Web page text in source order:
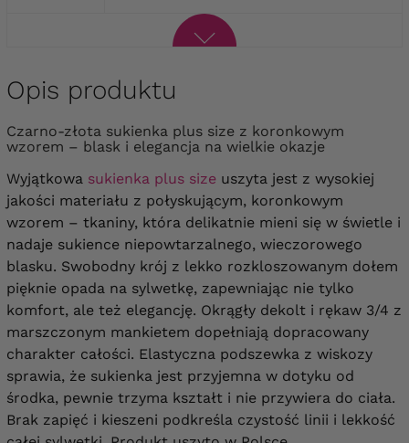
Opis produktu
Czarno-złota sukienka plus size z koronkowym
wzorem – blask i elegancja na wielkie okazje
Wyjątkowa sukienka plus size uszyta jest z wysokiej
jakości materiału z połyskującym, koronkowym
wzorem – tkaniny, która delikatnie mieni się w świetle i
nadaje sukience niepowtarzalnego, wieczorowego
blasku. Swobodny krój z lekko rozkloszowanym dołem
pięknie opada na sylwetkę, zapewniając nie tylko
komfort, ale też elegancję. Okrągły dekolt i rękaw 3/4 z
marszczonym mankietem dopełniają dopracowany
charakter całości. Elastyczna podszewka z wiskozy
sprawia, że sukienka jest przyjemna w dotyku od
środka, pewnie trzyma kształt i nie przywiera do ciała.
Brak zapięć i kieszeni podkreśla czystość linii i lekkość